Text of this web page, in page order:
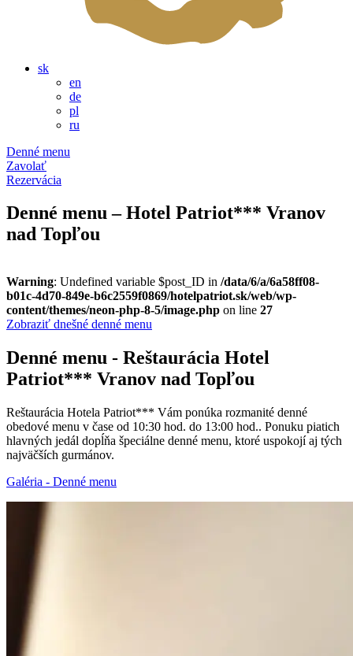
sk
en
de
pl
ru
Denné menu
Zavolať
Rezervácia
Denné menu – Hotel Patriot*** Vranov
nad Topľou
Warning: Undefined variable $post_ID in /data/6/a/6a58ff08-
b01c-4d70-849e-b6c2559f0869/hotelpatriot.sk/web/wp-
content/themes/neon-php-8-5/image.php on line 27
Zobraziť dnešné denné menu
Denné menu - Reštaurácia Hotel
Patriot*** Vranov nad Topľou
Reštaurácia Hotela Patriot*** Vám ponúka rozmanité denné
obedové menu v čase od 10:30 hod. do 13:00 hod.. Ponuku piatich
hlavných jedál dopĺňa špeciálne denné menu, ktoré uspokojí aj tých
najväčších gurmánov.
Galéria - Denné menu